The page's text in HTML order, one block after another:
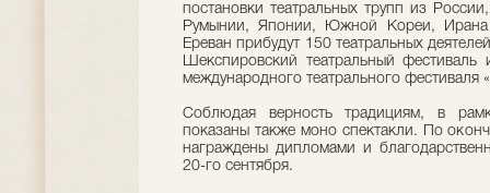
постановки театральных трупп из
Румынии, Японии, Южной Кореи, Ирана
Ереван прибудут 150 театральных
Шекспировский театральный
международного театрального фестиваля
Соблюдая верность традициям, в
показаны также моно спектакли. По
награждены дипломами и
20-го сентября.